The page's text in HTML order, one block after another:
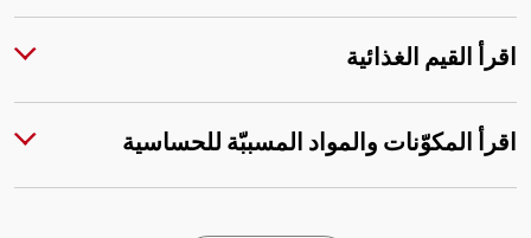
اقرأ القيم الغذائية
اقرأ المكوّنات والمواد المسببّة للحساسية